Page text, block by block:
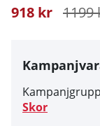
1199
918 kr
Skor